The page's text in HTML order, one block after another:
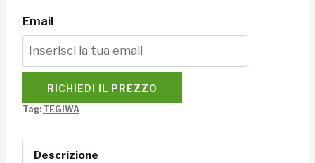
Email
RICHIEDI IL PREZZO
Tag: TEGIWA
Descrizione